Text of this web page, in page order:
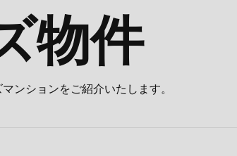
物件
ンションをご紹介いたします。